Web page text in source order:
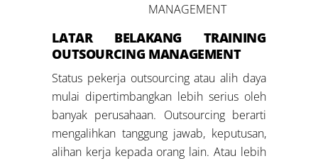
MANAGEMENT
LATAR BELAKANG
TRAINING
OUTSOURCING MANAGEMENT
Status pekerja outsourcing atau alih daya
mulai dipertimbangkan lebih serius oleh
banyak perusahaan. Outsourcing berarti
mengalihkan tanggung jawab, keputusan,
alihan kerja kepada orang lain. Atau lebih